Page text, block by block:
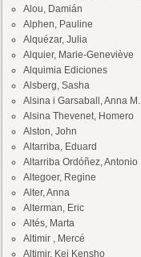
Alou, Damián
Alphen, Pauline
Alquézar, Julia
Alquier, Marie-Geneviève
Alquimia Ediciones
Alsberg, Sasha
Alsina i Garsaball, Anna M.
Alsina Thevenet, Homero
Alston, John
Altarriba, Eduard
Altarriba Ordóñez, Antonio
Altegoer, Regine
Alter, Anna
Alterman, Eric
Altés, Marta
Altimir , Mercé
Altimir, Kei Kensho